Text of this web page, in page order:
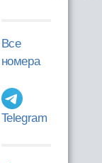
Все
номера
Telegram